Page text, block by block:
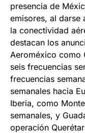
presencia de
emisores, al darse
la conectividad
destacan los
Aeroméxico como
seis frecuencias
frecuencias
semanales hacia
Iberia, como
semanales, y
operación